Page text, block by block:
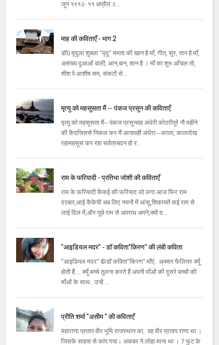
जून १९१२- ११ अप्रैल २...
माह की कविताएँ - भाग 2
डॉ0 मृदुला शुक्ला "मृदु" ममता की खान है माँ, गीत, सुर, तान है माँ,
असंख्य दुआओं वाली, आन,बान, शान है । माँ का शुभ आँचल तो,
शीश पे आशीष सम, संकटों से...
मृत्यु को महसूसता मैं -- पंकज प्रसून की कविताएँ
मृत्यु को महसूसता मैं-- पंकज प्रसूनवह अंधेरी कोठरीपूरे नौ महीने
की कैदजिससे निकल कर मैं आयावहीं अंधेरा---काला, कालादेख
रहामहसूस कर रहा सर्वत्रबदन हो र...
राम के फरियादी - प्रतिभा जोशी की कविताएँ
राम के फ़रियादी कैकई की फरियाद लो लगा आज फिर राम
दरबार,आई कैकेयी अब लिए नयनों में आंसू,शिकायतें कई राम से
लाई दिल में,और पूछे राम से अपराध अपने,क्यों द...
"आइडियल मदर" - डॉ कविता"किरण" की लंबी कविता
"आइडियल मदर" ©डॉ कविता"किरण" माँएं.. अक्सर फैलियर क्यूँ
होती हैं.... क्यूँ बच्चे तुलना करते हैं अपनी माँओं की दूसरे बच्चों की
माँओं के साथ.. उन्हें ...
प्रीति शर्मा "असीम " की कविताएँ
महाराणा प्रताप वीर भूमि राजस्थान का, वह वीर प्रताप राणा था ।
जिसके साहस से कांप गया। अकबर ने लोहा माना था । 7 फुट के